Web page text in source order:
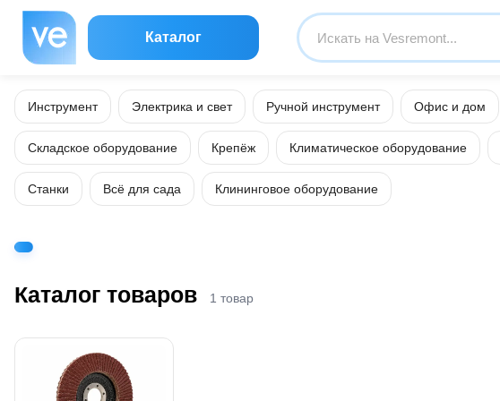
Каталог
Инструмент Электрика и свет Ручной инструмент Офис и дом
Складское оборудование Крепёж Климатическое оборудование
Станки Всё для сада Клининговое оборудование
Каталог товаров 1 товар